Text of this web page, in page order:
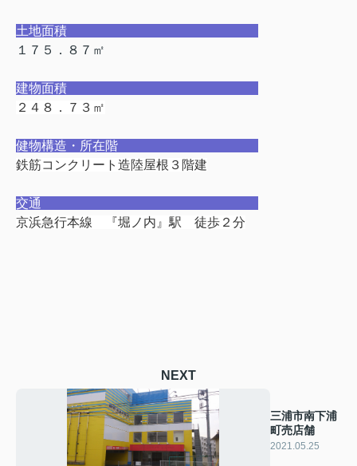
土地面積
１７５．８７㎡
建物面積
２４８．７３㎡
健物構造・所在階
鉄筋コンクリート造陸屋根３階建
交通
京浜急行本線 『堀ノ内』駅 徒歩２分
NEXT
三浦市南下浦
町売店舗
2021.05.25